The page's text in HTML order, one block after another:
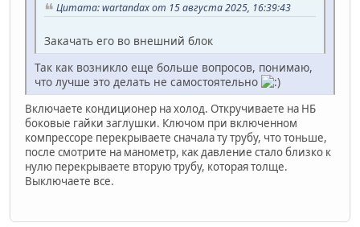
Цитата: wartandax от 15 августа 2025, 16:39:43
Закачать его во внешний блок
Так как возникло еще больше вопросов, понимаю,
что лучше это делать не самостоятельно
Включаете кондиционер на холод. Откручиваете на НБ
боковые гайки заглушки. Ключом при включенном
компрессоре перекрываете сначала ту трубу, что тоньше,
после смотрите на манометр, как давление стало близко к
нулю перекрываете вторую трубу, которая толще.
Выключаете все.